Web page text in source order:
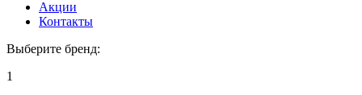
Акции
Контакты
Выберите бренд:
1